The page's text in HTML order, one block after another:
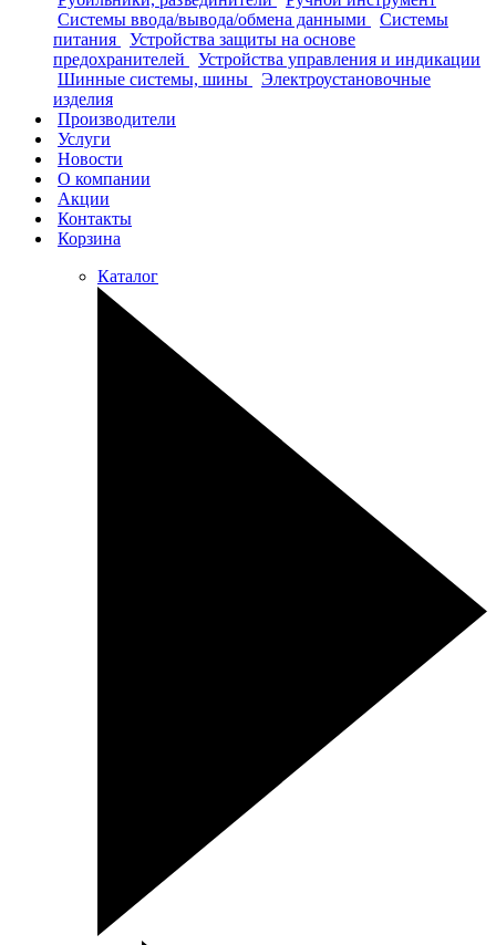
Системы ввода/вывода/обмена данными
Системы
питания
Устройства защиты на основе
предохранителей
Устройства управления и индикации
Шинные системы, шины
Электроустановочные
изделия
Производители
Услуги
Новости
О компании
Акции
Контакты
Корзина
Каталог